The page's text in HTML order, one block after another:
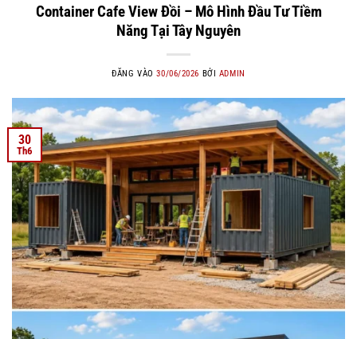
Container Cafe View Đồi – Mô Hình Đầu Tư Tiềm
Năng Tại Tây Nguyên
ĐĂNG VÀO30/06/2026 BỞI ADMIN
30
Th6